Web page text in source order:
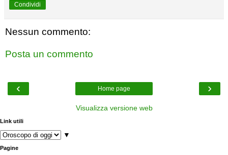
Condividi
Nessun commento:
Posta un commento
‹ ›
Home page
Visualizza versione web
Link utili
▼
Pagine